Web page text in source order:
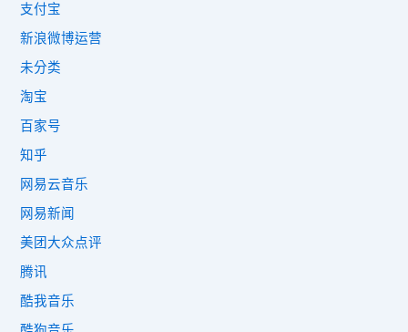
支付宝
新浪微博运营
未分类
淘宝
百家号
知乎
网易云音乐
网易新闻
美团大众点评
腾讯
酷我音乐